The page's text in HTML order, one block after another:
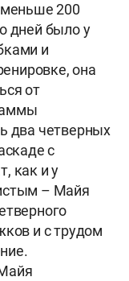
меньше 200
дней было у
и
она
от
два четверных
с
как и у
– Майя
и с трудом